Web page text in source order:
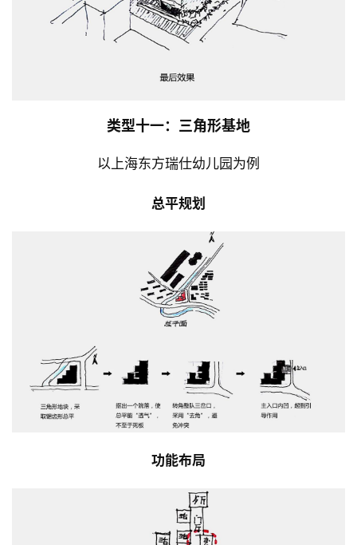
类型十一：三角形基地
以上海东方瑞仕幼儿园为例
总平规划
功能布局